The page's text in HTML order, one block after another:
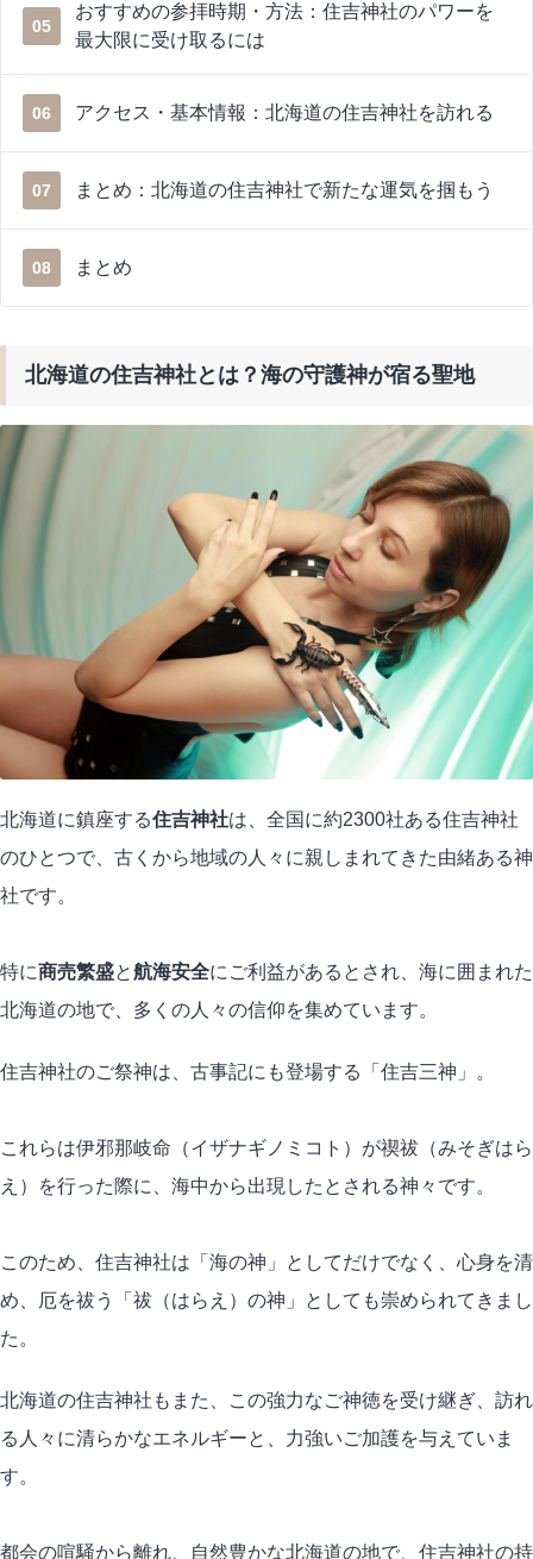
05
おすすめの参拝時期・方法：住吉神社のパワーを
最大限に受け取るには
06 アクセス・基本情報：北海道の住吉神社を訪れる
07 まとめ：北海道の住吉神社で新たな運気を掴もう
08 まとめ
北海道の住吉神社とは？海の守護神が宿る聖地
北海道に鎮座する住吉神社は、全国に約2300社ある住吉神社
のひとつで、古くから地域の人々に親しまれてきた由緒ある神
社です。
特に商売繁盛と航海安全にご利益があるとされ、海に囲まれた
北海道の地で、多くの人々の信仰を集めています。
住吉神社のご祭神は、古事記にも登場する「住吉三神」。
これらは伊邪那岐命（イザナギノミコト）が禊祓（みそぎはら
え）を行った際に、海中から出現したとされる神々です。
このため、住吉神社は「海の神」としてだけでなく、心身を清
め、厄を祓う「祓（はらえ）の神」としても崇められてきまし
た。
北海道の住吉神社もまた、この強力なご神徳を受け継ぎ、訪れ
る人々に清らかなエネルギーと、力強いご加護を与えていま
す。
都会の喧騒から離れ、自然豊かな北海道の地で、住吉神社の持